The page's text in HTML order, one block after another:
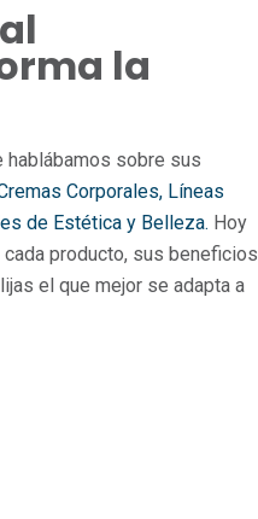
la
hablábamos sobre sus
Corporales, Líneas
de Estética y Belleza. Hoy
producto, sus beneficios
el que mejor se adapta a